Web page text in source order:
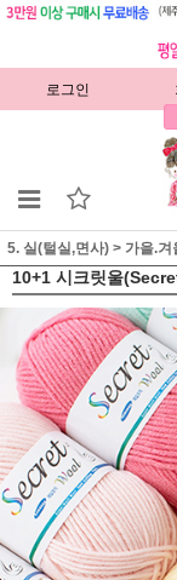
로그인
5. 실(털실,면사) > 가을.겨
10+1 시크릿울